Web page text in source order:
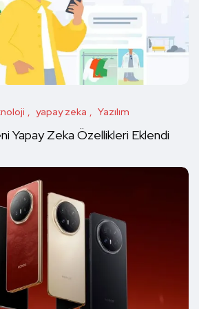
yapay zeka Yazılım
Yapay Zeka Özellikleri Eklendi